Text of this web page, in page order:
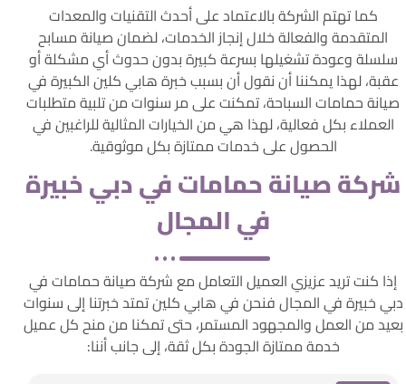
كما تهتم الشركة بالاعتماد على أحدث التقنيات والمعدات
المتقدمة والفعالة خلال إنجاز الخدمات، لضمان صيانة مسابح
سلسلة وعودة تشغيلها بسرعة كبيرة بدون حدوث أي مشكلة أو
عقبة، لهذا يمكننا أن نقول أن بسبب خبرة هابي كلين الكبيرة في
صيانة حمامات السباحة، تمكنت على مر سنوات من تلبية متطلبات
العملاء بكل فعالية، لهذا هي من الخيارات المثالية للراغبين في
الحصول على خدمات ممتازة بكل موثوقية.
شركة صيانة حمامات في دبي خبيرة
في المجال
إذا كنت تريد عزيزي العميل التعامل مع شركة صيانة حمامات في
دبي خبيرة في المجال فنحن في هابي كلين تمتد خبرتنا إلى سنوات
بعيد من العمل والمجهود المستمر، حتى تمكنا من منح كل عميل
خدمة ممتازة الجودة بكل ثقة، إلى جانب أننا: